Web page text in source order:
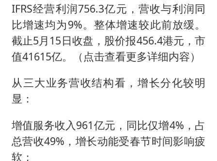
IFRS经营利润756.3亿元，营收与利润同
比增速均为9%。整体增速较此前放缓。
截止5月15日收盘，股价报456.4港元，市
值41615亿。（点击查看更多详细内容）
从三大业务营收结构看，增长分化较明
显：
增值服务收入961亿元，同比仅增4%，占
总营收49%，增长动能受春节时间影响疲
软；